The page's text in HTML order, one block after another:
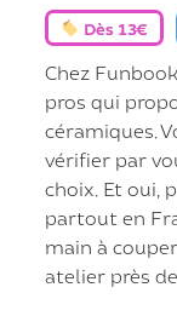
Dès 13€
Chez
pros qui
céramiques.
vérifier par
choix. Et oui,
partout en
main à
atelier près